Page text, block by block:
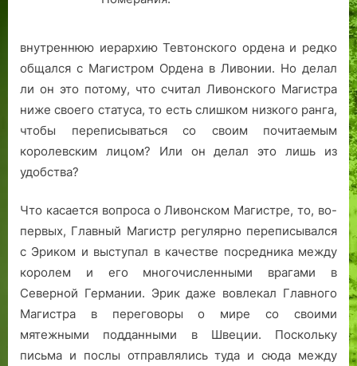
внутреннюю иерархию Тевтонского ордена и редко
общался с Магистром Ордена в Ливонии. Но делал
ли он это потому, что считал Ливонского Магистра
ниже своего статуса, то есть слишком низкого ранга,
чтобы переписываться со своим почитаемым
королевским лицом? Или он делал это лишь из
удобства?
Что касается вопроса о Ливонском Магистре, то, во-
первых, Главный Магистр регулярно переписывался
с Эриком и выступал в качестве посредника между
королем и его многочисленными врагами в
Северной Германии. Эрик даже вовлекал Главного
Магистра в переговоры о мире со своими
мятежными подданными в Швеции. Поскольку
письма и послы отправлялись туда и сюда между